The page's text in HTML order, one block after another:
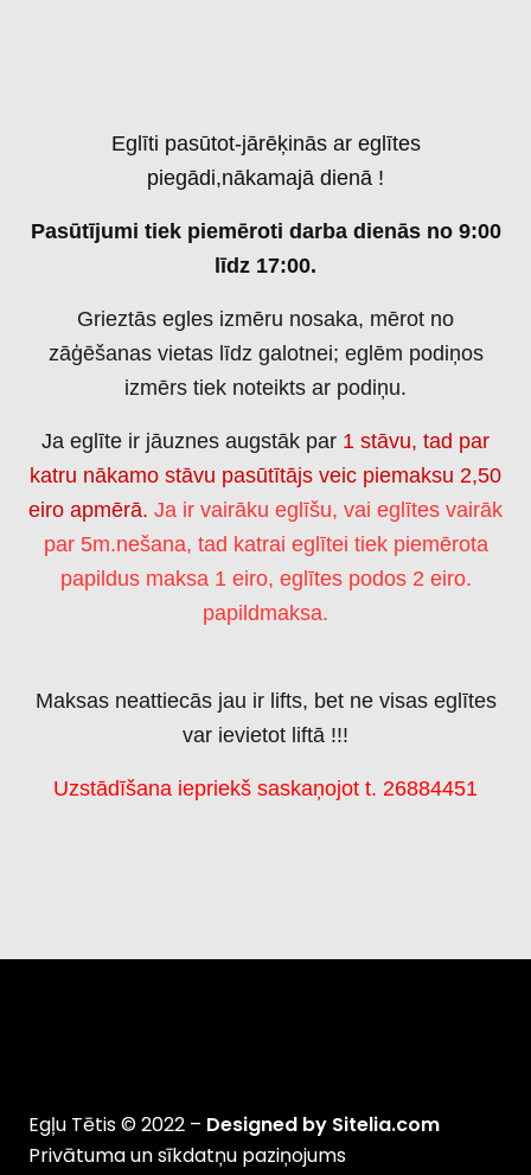
Eglīti pasūtot-jārēķinās ar eglītes
piegādi,nākamajā dienā !
Pasūtījumi tiek piemēroti darba dienās no 9:00
līdz 17:00.
Grieztās egles izmēru nosaka, mērot no
zāģēšanas vietas līdz galotnei; eglēm podiņos
izmērs tiek noteikts ar podiņu.
Ja eglīte ir jāuznes augstāk par 1 stāvu, tad par
katru nākamo stāvu pasūtītājs veic piemaksu 2,50
eiro apmērā. Ja ir vairāku eglīšu, vai eglītes vairāk
par 5m.nešana, tad katrai eglītei tiek piemērota
papildus maksa 1 eiro, eglītes podos 2 eiro.
papildmaksa.
Maksas neattiecās jau ir lifts, bet ne visas eglītes
var ievietot liftā !!!
Uzstādīšana iepriekš saskaņojot t. 26884451
Egļu Tētis © 2022 – Designed by Sitelia.com
Privātuma un sīkdatņu paziņojums